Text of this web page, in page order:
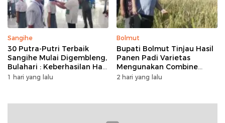
Sangihe
30 Putra-Putri Terbaik
Sangihe Mulai Digembleng,
Bulahari : Keberhasilan Hari
Ini Bukan Garis Akhir Tapi
1 hari yang lalu
Bolmut
Bupati Bolmut Tinjau Hasil
Panen Padi Varietas
Mengunakan Combine
Harvester
2 hari yang lalu